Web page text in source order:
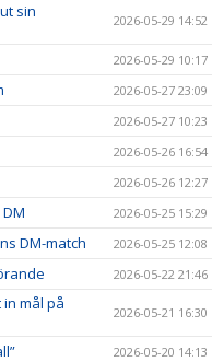
sin
2026-05-29 14:52
2026-05-29 10:17
2026-05-27 23:09
2026-05-27 10:23
2026-05-26 16:54
2026-05-26 12:27
2026-05-25 15:29
DM-match 2026-05-25 12:08
2026-05-22 21:46
mål på
2026-05-21 16:30
2026-05-20 14:13